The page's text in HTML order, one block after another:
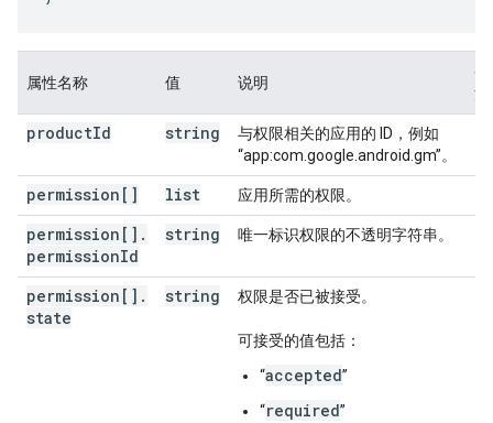
属性名称 值 说明
备
注
productId string
与权限相关的应用的 ID，例如
“app:com.google.android.gm”。
permission[] list 应用所需的权限。
permission[] .
permissionId
string 唯一标识权限的不透明字符串。
permission[] .
state
string 权限是否已被接受。
可接受的值包括：
“accepted”
“required”